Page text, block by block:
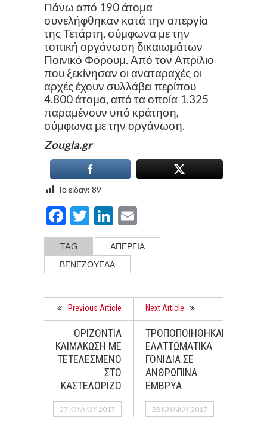
Πάνω από 190 άτομα
συνελήφθηκαν κατά την απεργία
της Τετάρτη, σύμφωνα με την
τοπική οργάνωση δικαιωμάτων
Ποινικό Φόρουμ. Από τον Απρίλιο
που ξεκίνησαν οι αναταραχές οι
αρχές έχουν συλλάβει περίπου
4.800 άτομα, από τα οποία 1.325
παραμένουν υπό κράτηση,
σύμφωνα με την οργάνωση.
Zougla.gr
Το είδαν: 89
Facebook
TwitterLinkedIn
TAG
ΑΠΕΡΓΙΑ
ΒΕΝΕΖΟΥΕΛΑ
Previous Article
ΟΡΙΖΟΝΤΙΑ
ΚΛΙΜΑΚΩΣΗ ΜΕ
ΤΕΤΕΛΕΣΜΕΝΟ
ΣΤΟ
ΚΑΣΤΕΛΟΡΙΖΟ
27 ΙΟΥΛΊΟΥ 2017
Next Article
ΤΡΟΠΟΠΟΙΗΘΗΚΑΝ
ΕΛΑΤΤΩΜΑΤΙΚΑ
ΓΟΝΙΔΙΑ ΣΕ
ΑΝΘΡΩΠΙΝΑ
ΕΜΒΡΥΑ
28 ΙΟΥΛΊΟΥ 2017